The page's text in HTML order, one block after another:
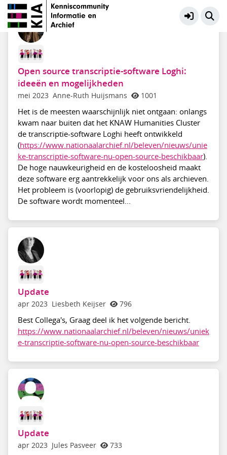
Automatische Tekst Herkenning
Open source transcriptie-software Loghi:
ideeën en mogelijkheden
mei 2023 Anne-Ruth Huijsmans 1001
Het is de meesten waarschijnlijk niet ontgaan: onlangs
kwam naar buiten dat het KNAW Humanities Cluster
de transcriptie-software Loghi heeft ontwikkeld
(https://www.nationaalarchief.nl/beleven/nieuws/unie
ke-transcriptie-software-nu-open-source-beschikbaar).
De hoge nauwkeurigheid en de kosteloosheid maakt
deze software erg aantrekkelijk voor ons als archieven.
Het probleem is (voorlopig) de gebruiksvriendelijkheid.
De software wordt momenteel...
Update
apr 2023 Liesbeth Keijser 796
Best Collega's, Graag deel ik het volgende bericht.
https://www.nationaalarchief.nl/beleven/nieuws/uniek
e-transcriptie-software-nu-open-source-beschikbaar
Update
apr 2023 Jules Pasveer 733